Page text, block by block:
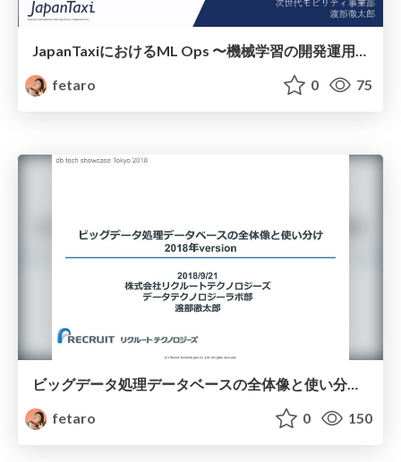
JapanTaxiにおけるML Ops 〜機械学習の開発運⽤プロセス〜
fetaro
0 75
ビッグデータ処理データベースの全体像と使い分け 2018年version
fetaro
0 150